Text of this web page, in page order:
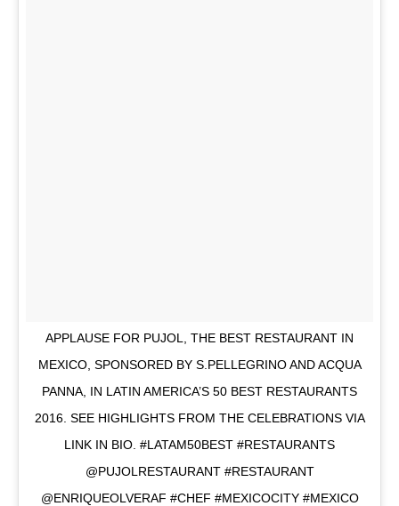
APPLAUSE FOR PUJOL, THE BEST RESTAURANT IN
MEXICO, SPONSORED BY S.PELLEGRINO AND ACQUA
PANNA, IN LATIN AMERICA’S 50 BEST RESTAURANTS
2016. SEE HIGHLIGHTS FROM THE CELEBRATIONS VIA
LINK IN BIO. #LATAM50BEST #RESTAURANTS
@PUJOLRESTAURANT #RESTAURANT
@ENRIQUEOLVERAF #CHEF #MEXICOCITY #MEXICO